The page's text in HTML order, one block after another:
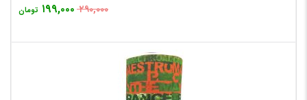
۲۹۰,۰۰۰ ۱۹۹,۰۰۰ تومان